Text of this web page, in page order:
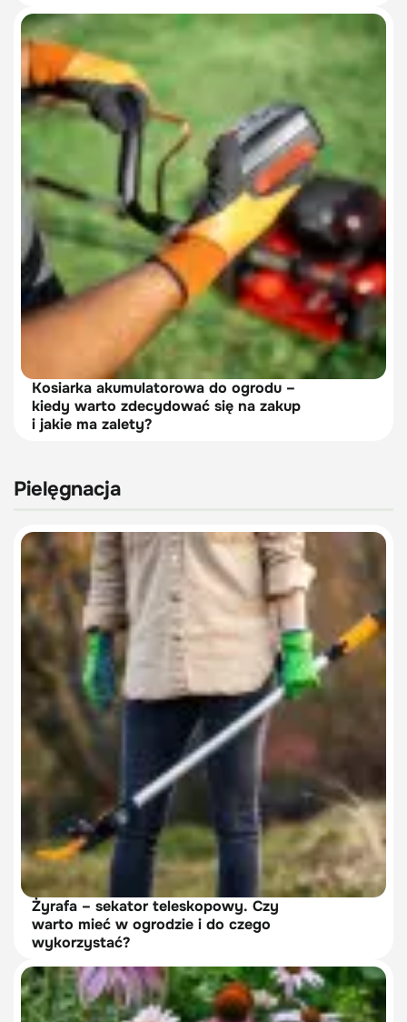
Kosiarka akumulatorowa do ogrodu –
kiedy warto zdecydować się na zakup
i jakie ma zalety?
Pielęgnacja
Żyrafa – sekator teleskopowy. Czy
warto mieć w ogrodzie i do czego
wykorzystać?